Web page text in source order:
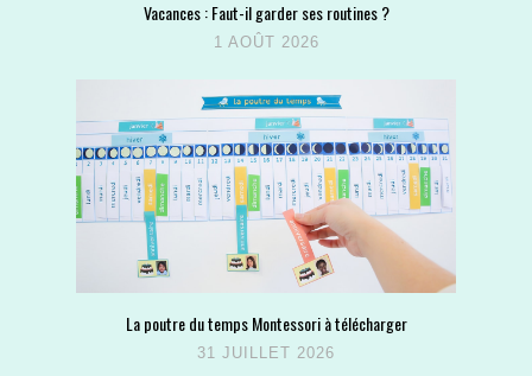
Vacances : Faut-il garder ses routines ?
1 AOÛT 2026
La poutre du temps Montessori à télécharger
31 JUILLET 2026